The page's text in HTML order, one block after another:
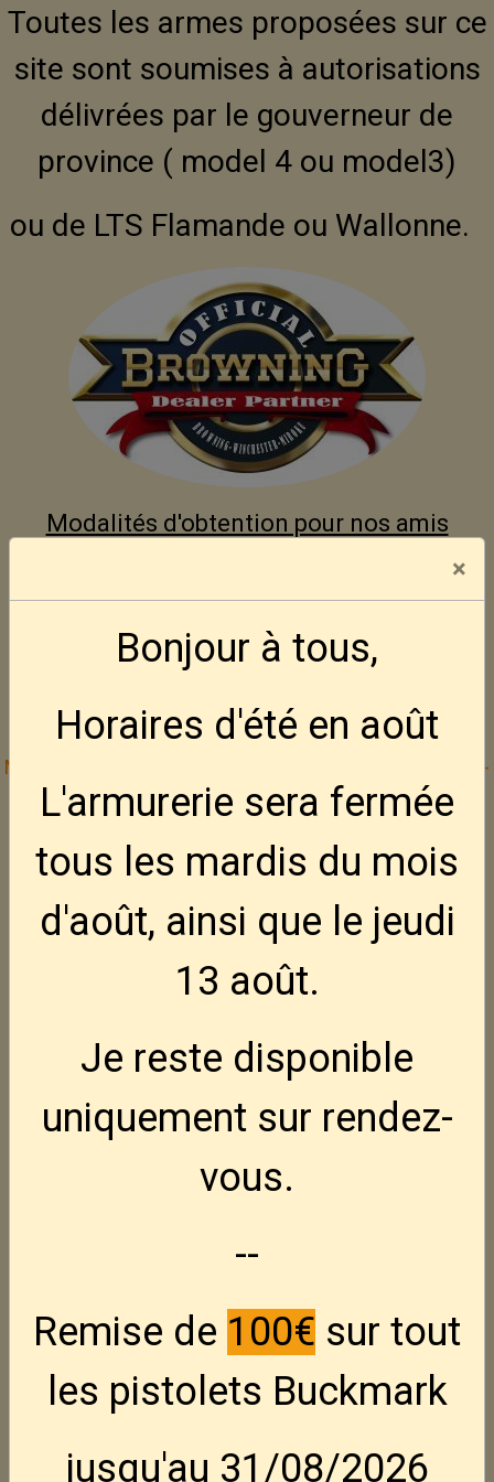
Toutes les armes proposées sur ce
site sont soumises à autorisations
délivrées par le gouverneur de
province ( model 4 ou model3)
ou de LTS Flamande ou Wallonne.
Modalités d'obtention pour nos amis
correspondance, ni aux mineurs
d'âges.
Mode de paiement :
--
Cash
Inscrivez vous gratuitement à la Défence
Active des Amateurs d'Armes --- Site web DAAA
Bidon de poudre de 500gr de type BA 10
En stock : 1
×
Bonjour à tous,
Horaires d'été en août
L'armurerie sera fermée
tous les mardis du mois
d'août, ainsi que le jeudi
13 août.
Je reste disponible
uniquement sur rendez-
vous.
--
Remise de 100€ sur tout
les pistolets Buckmark
jusqu'au 31/08/2026